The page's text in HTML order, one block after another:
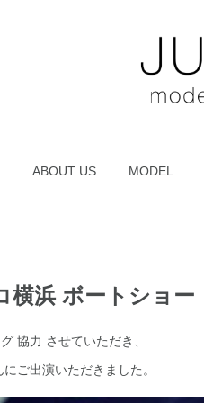
ABOUT US MODEL
横浜 ボートショー
協力 させていただき、
ご出演いただきました。